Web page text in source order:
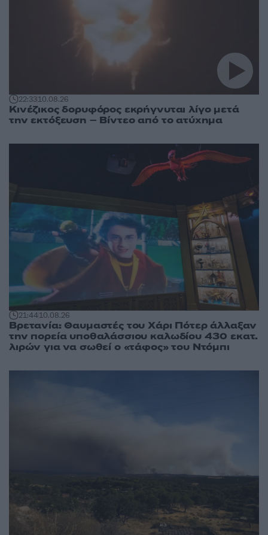
22:3310.08.26
Κινέζικος δορυφόρος εκρήγνυται λίγο μετά
την εκτόξευση – Βίντεο από το ατύχημα
21:4410.08.26
Βρετανία: Θαυμαστές του Χάρι Πότερ άλλαξαν
την πορεία υποθαλάσσιου καλωδίου 430 εκατ.
λιρών για να σωθεί ο «τάφος» του Ντόμπι